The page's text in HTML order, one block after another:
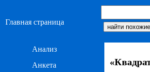
Главная страница
Анализ
Анкета